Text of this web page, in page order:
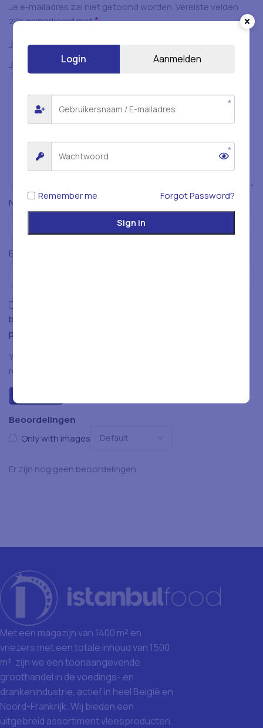
Beoordelingen
Only with images
Er zijn nog geen beoordelingen.
Je e-mailadres zal niet getoond worden.Vereiste velden
zijn gemarkeerd met*
Je beoordeling*
Je beoordeling*
Naam*
E-mail
browser voor de volgende keer wanneer ik een reactie
plaats.
You have to be logged in to be able to add photos to your
review.
Met een magazijn van 1400 m² en
vriezers met een totale inhoud van 1500
m³, zijn we een toonaangevende
groothandel in de voedings- en
drankenindustrie, actief in heel België en
Noord-Frankrijk. Wij bieden een
uitgebreid assortiment vleesproducten,
Login Aanmelden
Remember me Forgot Password?
Sign in